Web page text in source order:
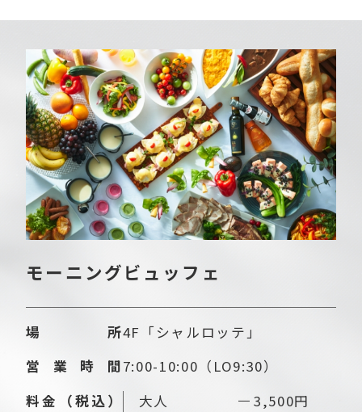
モーニングビュッフェ
場所4F「シャルロッテ」
営業時間7:00-10:00（LO9:30）
料金（税込）
大人 3,500円